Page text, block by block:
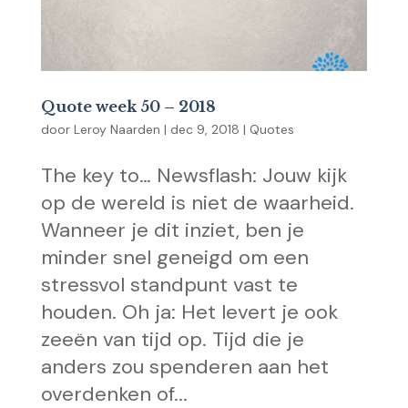
Quote week 50 – 2018
door Leroy Naarden | dec 9, 2018 | Quotes
The key to… Newsflash: Jouw kijk
op de wereld is niet de waarheid.
Wanneer je dit inziet, ben je
minder snel geneigd om een
stressvol standpunt vast te
houden. Oh ja: Het levert je ook
zeeën van tijd op. Tijd die je
anders zou spenderen aan het
overdenken of...